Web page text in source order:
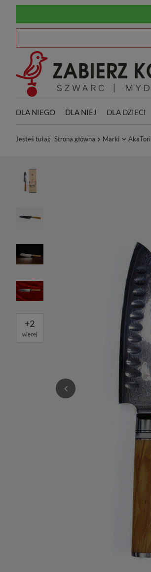
DLA NIEGO DLA NIEJ DLA DZIECI
Jesteś tutaj: Strona główna Marki AkaTori
+2
więcej